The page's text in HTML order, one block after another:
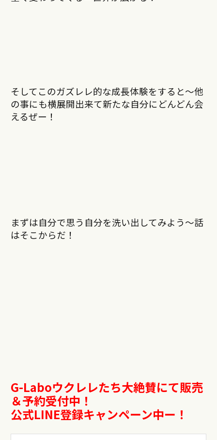
そしてこのガズレレ的な成長体験をすると〜他
の事にも横展開出来て新たな自分にどんどん会
えるぜー！
まずは自分で思う自分を洗い出してみよう〜話
はそこからだ！
G-Laboウクレレたち大絶賛にて販売
＆予約受付中！
公式LINE登録キャンペーン中ー！